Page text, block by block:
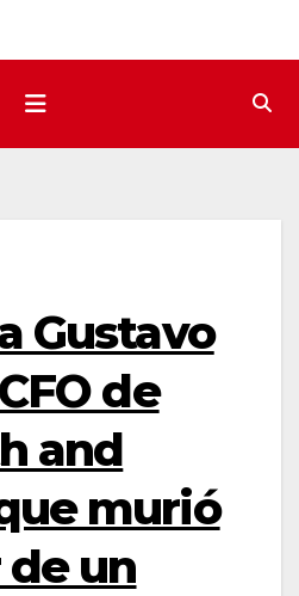
Gustavo
de
and
murió
un